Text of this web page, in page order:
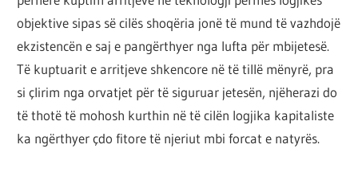
që
ta
shndërrosh
atë.
objektive sipas së cilës shoqëria jonë të mund të vazhdojë
ekzistencën e saj e pangërthyer nga lufta për mbijetesë.
Të kuptuarit e arritjeve shkencore në të tillë mënyrë, pra
si çlirim nga orvatjet për të siguruar jetesën, njëherazi do
të thotë të mohosh kurthin në të cilën logjika kapitaliste
ka ngërthyer çdo fitore të njeriut mbi forcat e natyrës.